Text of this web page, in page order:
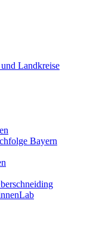
Landkreise
Bayern